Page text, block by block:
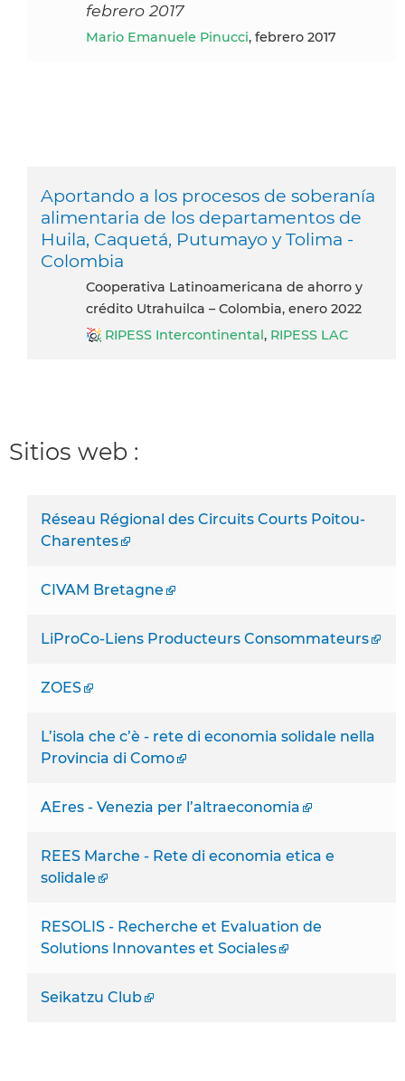
febrero 2017
Mario Emanuele Pinucci, febrero 2017
Aportando a los procesos de soberanía
alimentaria de los departamentos de
Huila, Caquetá, Putumayo y Tolima -
Colombia
Cooperativa Latinoamericana de ahorro y
crédito Utrahuilca – Colombia, enero 2022
RIPESS Intercontinental , RIPESS LAC
Sitios web :
Réseau Régional des Circuits Courts Poitou-
Charentes
CIVAM Bretagne
LiProCo-Liens Producteurs Consommateurs
ZOES
L’isola che c’è - rete di economia solidale nella
Provincia di Como
AEres - Venezia per l’altraeconomia
REES Marche - Rete di economia etica e
solidale
RESOLIS - Recherche et Evaluation de
Solutions Innovantes et Sociales
Seikatzu Club